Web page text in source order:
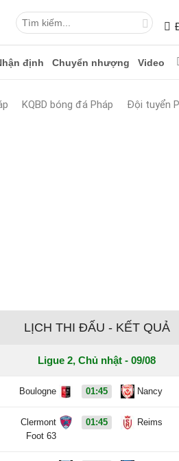
định Chuyển nhượng Video
KQBD bóng đá Pháp Đội tuyển
LỊCH THI ĐẤU - KẾT QUẢ
Ligue 2, Chủ nhật - 09/08
Boulogne 01:45 Nancy
Clermont
Foot 63
01:45 Reims